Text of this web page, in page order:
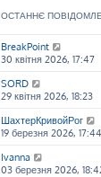
ОСТАННЄ
BreakPoint
30 квітня 2026, 17:47
SORD
29 квітня 2026, 18:23
ШахтерКривойРог
19 березня 2026, 17:44
Ivanna
03 березня 2026,